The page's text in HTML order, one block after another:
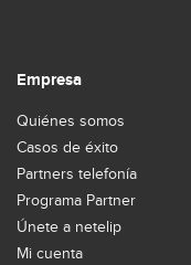
Empresa
Quiénes somos
Casos de éxito
Partners telefonía
Programa Partner
Únete a netelip
Mi cuenta